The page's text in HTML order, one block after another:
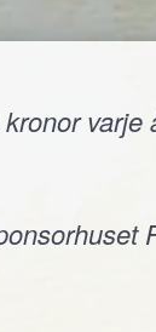
varje